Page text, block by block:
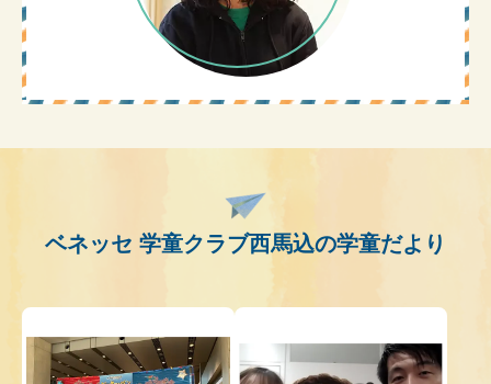
ベネッセ 学童クラブ西馬込の学童だより